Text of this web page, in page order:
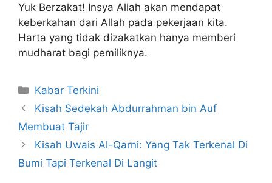
Yuk Berzakat! Insya Allah akan mendapat
keberkahan dari Allah pada pekerjaan kita.
Harta yang tidak dizakatkan hanya memberi
mudharat bagi pemiliknya.
Kabar Terkini
Kisah Sedekah Abdurrahman bin Auf
Membuat Tajir
Kisah Uwais Al-Qarni: Yang Tak Terkenal Di
Bumi Tapi Terkenal Di Langit